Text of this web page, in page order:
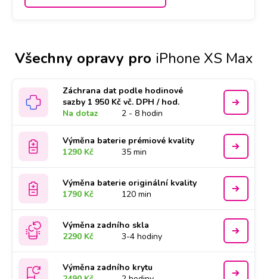
Všechny opravy pro iPhone XS Max
Záchrana dat podle hodinové
sazby 1 950 Kč vč. DPH / hod.
Na dotaz
2 - 8 hodin
Výměna baterie prémiové kvality
1290 Kč
35 min
Výměna baterie originální kvality
1790 Kč
120 min
Výměna zadního skla
2290 Kč
3-4 hodiny
Výměna zadního krytu